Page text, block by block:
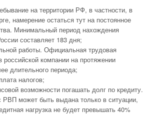
на территории РФ, в частности, в
намерение остаться тут на постоянное
Минимальный период нахождения
составляет 183 дня;
работы. Официальная трудовая
российской компании на протяжении
длительного периода;
налогов;
возможности погашать долг по кредиту.
РВП может быть выдана только в ситуации,
нагрузка не будет превышать 40%